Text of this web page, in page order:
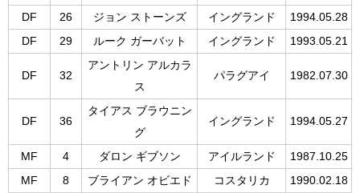
DF
26 ジョン ストーンズ イングランド
1994.05.28
DF
29 ルーク ガーバット イングランド 1993.05.21
DF 32
アントリン アルカラ
ス
パラグアイ 1982.07.30
DF 36
タイアス ブラウニン
グ
イングランド 1994.05.27
MF 4 ダロン ギブソン アイルランド
1987.10.25
MF
8 ブライアン オビエド コスタリカ
1990.02.18